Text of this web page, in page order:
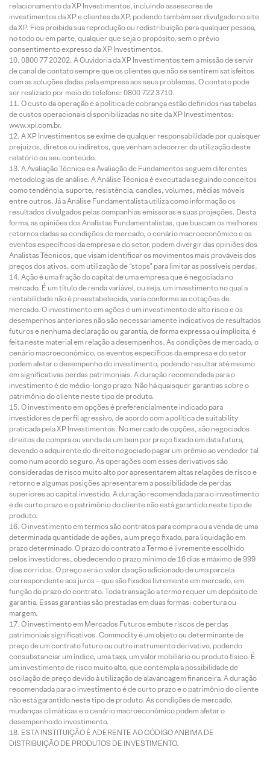
relacionamento da XP Investimentos, incluindo assessores de
investimentos da XP e clientes da XP, podendo também ser divulgado no site
da XP. Fica proibida sua reprodução ou redistribuição para qualquer pessoa,
no todo ou em parte, qualquer que seja o propósito, sem o prévio
consentimento expresso da XP Investimentos.
0800 77 20202. A Ouvidoria da XP Investimentos tem a missão de servir
de canal de contato sempre que os clientes que não se sentirem satisfeitos
com as soluções dadas pela empresa aos seus problemas. O contato pode
ser realizado por meio do telefone: 0800 722 3710.
O custo da operação e a política de cobrança estão definidos nas tabelas
de custos operacionais disponibilizadas no site da XP Investimentos:
www.xpi.com.br.
A XP Investimentos se exime de qualquer responsabilidade por quaisquer
prejuízos, diretos ou indiretos, que venham a decorrer da utilização deste
relatório ou seu conteúdo.
A Avaliação Técnica e a Avaliação de Fundamentos seguem diferentes
metodologias de análise. A Análise Técnica é executada seguindo conceitos
como tendência, suporte, resistência, candles, volumes, médias móveis
entre outros. Já a Análise Fundamentalista utiliza como informação os
resultados divulgados pelas companhias emissoras e suas projeções. Desta
forma, as opiniões dos Analistas Fundamentalistas, que buscam os melhores
retornos dadas as condições de mercado, o cenário macroeconômico e os
eventos específicos da empresa e do setor, podem divergir das opiniões dos
Analistas Técnicos, que visam identificar os movimentos mais prováveis dos
preços dos ativos, com utilização de “stops” para limitar as possíveis perdas.
Ação é uma fração do capital de uma empresa que é negociada no
mercado. É um título de renda variável, ou seja, um investimento no qual a
rentabilidade não é preestabelecida, varia conforme as cotações de
mercado. O investimento em ações é um investimento de alto risco e os
desempenhos anteriores não são necessariamente indicativos de resultados
futuros e nenhuma declaração ou garantia, de forma expressa ou implícita, é
feita neste material em relação a desempenhos. As condições de mercado, o
cenário macroeconômico, os eventos específicos da empresa e do setor
podem afetar o desempenho do investimento, podendo resultar até mesmo
em significativas perdas patrimoniais. A duração recomendada para o
investimento é de médio-longo prazo. Não há quaisquer garantias sobre o
patrimônio do cliente neste tipo de produto.
O investimento em opções é preferencialmente indicado para
investidores de perfil agressivo, de acordo com a política de suitability
praticada pela XP Investimentos. No mercado de opções, são negociados
direitos de compra ou venda de um bem por preço fixado em data futura,
devendo o adquirente do direito negociado pagar um prêmio ao vendedor tal
como num acordo seguro. As operações com esses derivativos são
consideradas de risco muito alto por apresentarem altas relações de risco e
retorno e algumas posições apresentarem a possibilidade de perdas
superiores ao capital investido. A duração recomendada para o investimento
é de curto prazo e o patrimônio do cliente não está garantido neste tipo de
produto.
O investimento em termos são contratos para compra ou a venda de uma
determinada quantidade de ações, a um preço fixado, para liquidação em
prazo determinado. O prazo do contrato a Termo é livremente escolhido
pelos investidores, obedecendo o prazo mínimo de 16 dias e máximo de 999
dias corridos. O preço será o valor da ação adicionado de uma parcela
correspondente aos juros – que são fixados livremente em mercado, em
função do prazo do contrato. Toda transação a termo requer um depósito de
garantia. Essas garantias são prestadas em duas formas: cobertura ou
margem.
O investimento em Mercados Futuros embute riscos de perdas
patrimoniais significativos. Commodity é um objeto ou determinante de
preço de um contrato futuro ou outro instrumento derivativo, podendo
consubstanciar um índice, uma taxa, um valor mobiliário ou produto físico. É
um investimento de risco muito alto, que contempla a possibilidade de
oscilação de preço devido à utilização de alavancagem financeira. A duração
recomendada para o investimento é de curto prazo e o patrimônio do cliente
não está garantido neste tipo de produto. As condições de mercado,
mudanças climáticas e o cenário macroeconômico podem afetar o
desempenho do investimento.
ESTA INSTITUIÇÃO É ADERENTE AO CÓDIGO ANBIMA DE
DISTRIBUIÇÃO DE PRODUTOS DE INVESTIMENTO.